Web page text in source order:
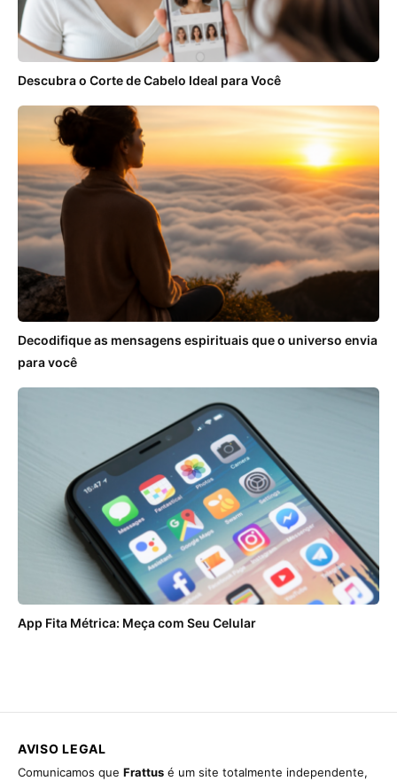
Descubra o Corte de Cabelo Ideal para Você
Decodifique as mensagens espirituais que o universo envia
para você
App Fita Métrica: Meça com Seu Celular
AVISO LEGAL
Comunicamos que Frattus é um site totalmente independente,